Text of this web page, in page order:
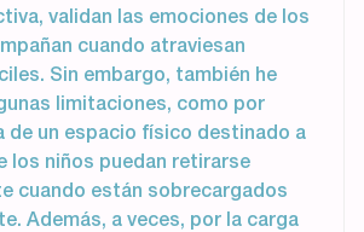
validan las emociones de los
cuando atraviesan
Sin embargo, también he
limitaciones, como por
de un espacio físico destinado a
los niños puedan retirarse
cuando están sobrecargados
Además, a veces, por la carga